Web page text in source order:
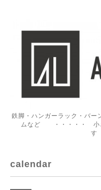
鉄脚・ハンガーラック・バー
ムなど ・・・・・ 小さ
す
calendar